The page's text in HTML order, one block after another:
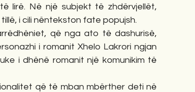
lirë. Në një subjekt të zhdërvjellët,
i cili nëntekston fate popujsh.
që nga ato të dashurisë,
i romanit Xhelo Lakrori ngjan
i dhënë romanit një komunikim të
që të mban mbërther deti në